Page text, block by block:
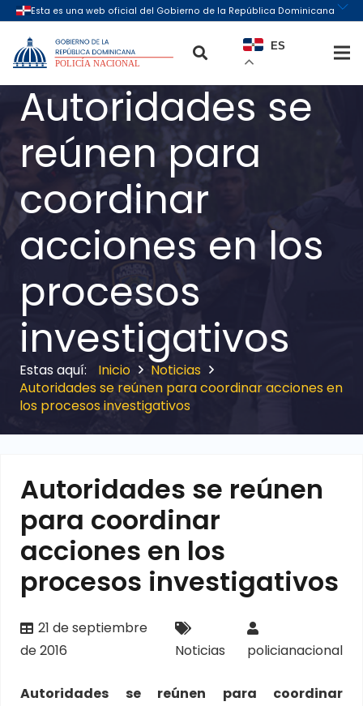
ES
Autoridades se
reúnen para
coordinar
acciones en los
procesos
investigativos
Inicio
Noticias
Autoridades se reúnen para coordinar acciones en
los procesos investigativos
Autoridades se reúnen
para coordinar
acciones en los
procesos investigativos
21 de septiembre
de 2016
Noticias policianacional
Autoridades se reúnen para coordinar